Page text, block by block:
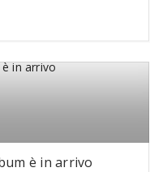
è in arrivo